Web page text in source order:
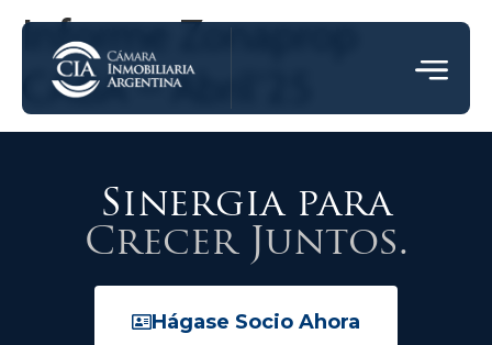
Informe Zonaprop
CABA – Abril’25
Sinergia para
Crecer Juntos.
Hágase Socio Ahora